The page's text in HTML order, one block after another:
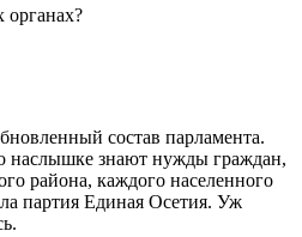
органах?
состав парламента.
наслышке знают нужды граждан,
района, каждого населенного
партия Единая Осетия. Уж